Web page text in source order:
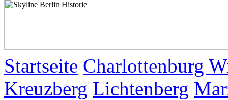
Startseite Charlottenburg
Kreuzberg Lichtenberg